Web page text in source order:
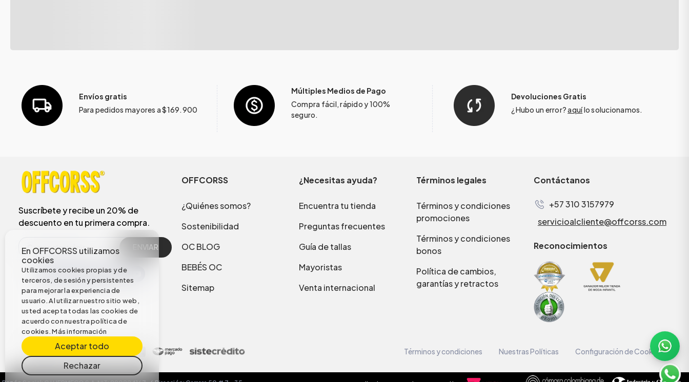
En OFFCORSS utilizamos
cookies
Utilizamos cookies propias y de
terceros, de sesión y persistentes
para mejorar la experiencia de
usuario. Al utilizar nuestro sitio web,
usted acepta todas las cookies de
acuerdo con nuestra política de
cookies.Más información
Aceptar todo
Rechazar
Envíos gratis
Para pedidos mayores a $169.900
Múltiples Medios de Pago
Compra fácil, rápido y 100%
seguro.
Devoluciones Gratis
¿Hubo un error?aquílo solucionamos.
Suscríbete y recibe un 20% de
descuento en tu primera compra.
ENVIAR
OFFCORSS
¿Quiénes somos?
Sostenibilidad
OC BLOG
BEBÉS OC
Sitemap
¿Necesitas ayuda?
Encuentra tu tienda
Preguntas frecuentes
Guía de tallas
Mayoristas
Venta internacional
Términos legales
Términos y condiciones
promociones
Términos y condiciones
bonos
Política de cambios,
garantías y retractos
Contáctanos
+57 310 3157979
servicioalcliente@offcorss.com
Reconocimientos
Términos y condiciones Nuestras Políticas Configuración de Cookies